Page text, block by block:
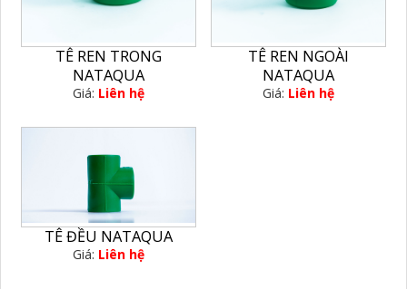
TÊ REN TRONG
NATAQUA
Giá: Liên hệ
TÊ REN NGOÀI
NATAQUA
Giá: Liên hệ
TÊ ĐỀU NATAQUA
Giá: Liên hệ